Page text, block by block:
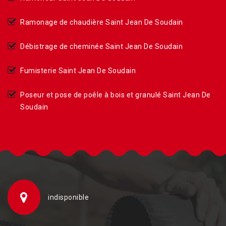
Ramonage de chaudière Saint Jean De Soudain
Débistrage de cheminée Saint Jean De Soudain
Fumisterie Saint Jean De Soudain
Poseur et pose de poêle à bois et granulé Saint Jean De
Soudain
indisponible